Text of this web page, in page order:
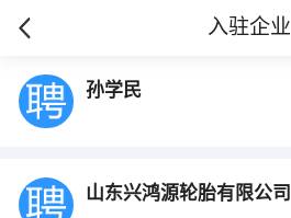
入驻企业
孙学民
山东兴鸿源轮胎有限公司